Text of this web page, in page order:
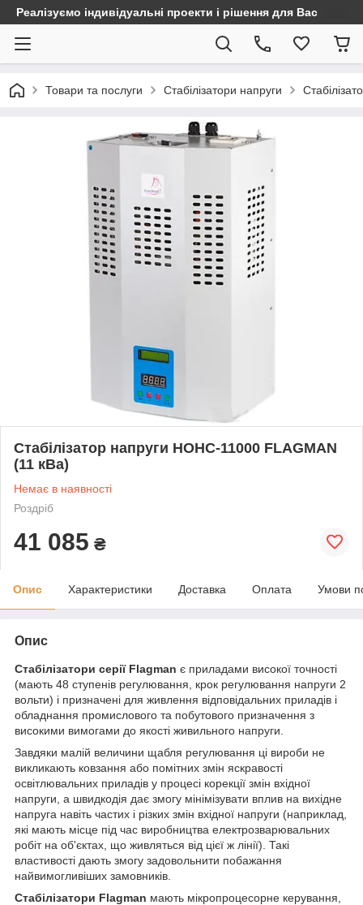
Реалізуємо індивідуальні проекти і рішення для Вас
Товари та послуги Стабілізатори напруги
Стабілізатор напруги НОНС-11000 FLAGMAN
(11 кВа)
Немає в наявності
Роздріб
41 085 ₴
Опис Характеристики Доставка Оплата Умови
Опис
Стабілізатори серії Flagman є приладами високої точності
(мають 48 ступенів регулювання, крок регулювання напруги 2
вольти) і призначені для живлення відповідальних приладів і
обладнання промислового та побутового призначення з
високими вимогами до якості живильного напруги.
Завдяки малій величини щабля регулювання ці вироби не
викликають ковзання або помітних змін яскравості
освітлювальних приладів у процесі корекції змін вхідної
напруги, а швидкодія дає змогу мінімізувати вплив на вихідне
напруга навіть частих і різких змін вхідної напруги (наприклад,
які мають місце під час виробництва електрозварювальних
робіт на об'єктах, що живляться від цієї ж лінії). Такі
властивості дають змогу задовольнити побажання
найвимогливіших замовників.
Стабілізатори Flagman мають мікропроцесорне керування,